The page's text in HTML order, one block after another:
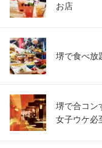
お店
堺で食べ放
堺で合コン
女子ウケ必